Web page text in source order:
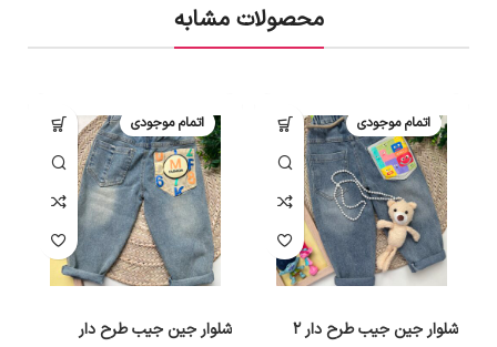
محصولات مشابه
اتمام موجودی
شلوار جین جیب طرح دار 2
اتمام موجودی
شلوار جین جیب طرح دار